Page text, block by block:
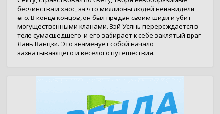
бесчинства и хаос, за что миллионы людей ненавидели
его. В конце концов, он был предан своим шиди и убит
могущественными кланами. Вэй Усянь перерождается в
теле сумасшедшего, и его забирает к себе заклятый враг
Лань Ванцзи. Это знаменует собой начало
захватывающего и веселого путешествия.